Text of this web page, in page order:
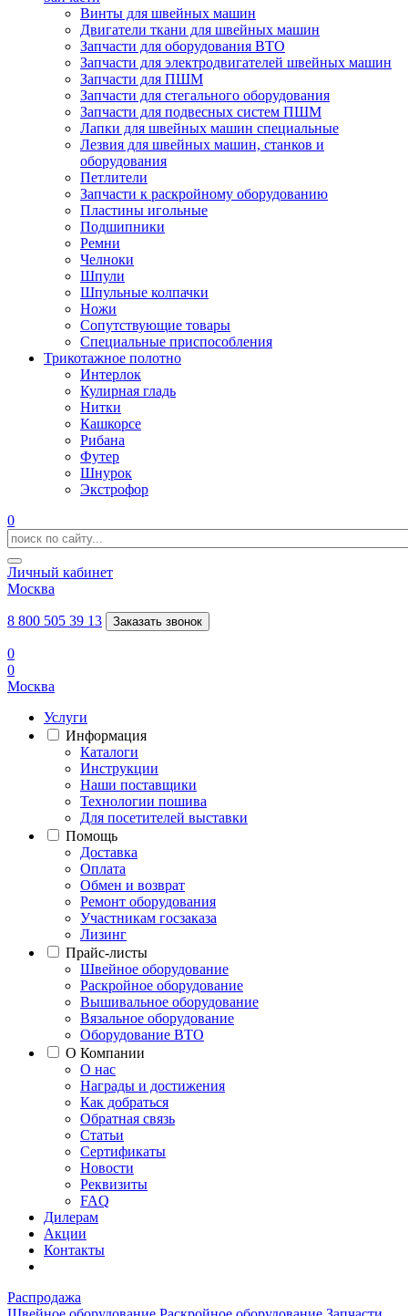
Винты для швейных машин
Двигатели ткани для швейных машин
Запчасти для оборудования ВТО
Запчасти для электродвигателей швейных машин
Запчасти для ПШМ
Запчасти для стегального оборудования
Запчасти для подвесных систем ПШМ
Лапки для швейных машин специальные
Лезвия для швейных машин, станков и
оборудования
Петлители
Запчасти к раскройному оборудованию
Пластины игольные
Подшипники
Ремни
Челноки
Шпули
Шпульные колпачки
Ножи
Сопутствующие товары
Специальные приспособления
Трикотажное полотно
Интерлок
Кулирная гладь
Нитки
Кашкорсе
Рибана
Футер
Шнурок
Экстрофор
0
Личный кабинет
Москва
8 800 505 39 13 Заказать звонок
0
0
Москва
Услуги
Информация
Каталоги
Инструкции
Наши поставщики
Технологии пошива
Для посетителей выставки
Помощь
Доставка
Оплата
Обмен и возврат
Ремонт оборудования
Участникам госзаказа
Лизинг
Прайс-листы
Швейное оборудование
Раскройное оборудование
Вышивальное оборудование
Вязальное оборудование
Оборудование ВТО
О Компании
О нас
Награды и достижения
Как добраться
Обратная связь
Статьи
Сертификаты
Новости
Реквизиты
FAQ
Дилерам
Акции
Контакты
Распродажа